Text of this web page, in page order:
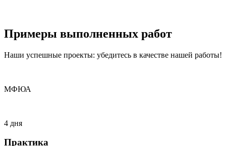
Примеры выполненных работ
Наши успешные проекты: убедитесь в качестве нашей работы!
МФЮА
4 дня
Практика